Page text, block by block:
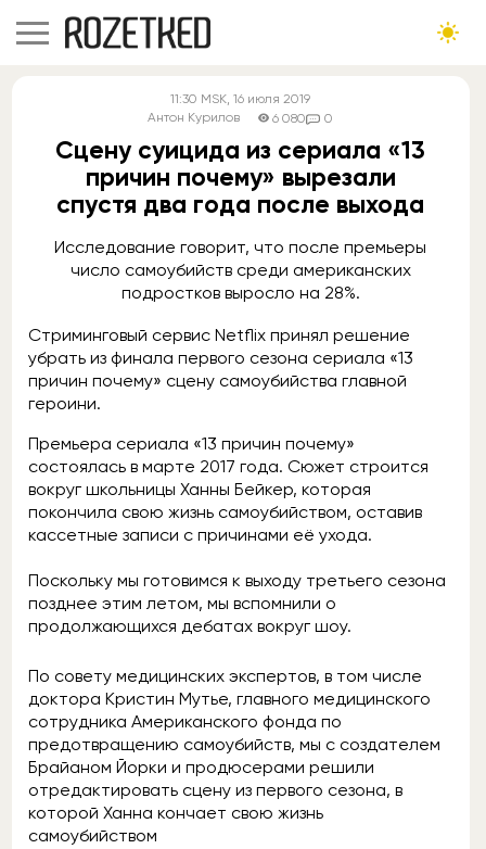
11:30 MSK, 16 июля 2019
Антон Курилов
6 080 0
Cцену суицида из сериала «13
причин почему» вырезали
спустя два года после выхода
Исследование говорит, что после премьеры
число самоубийств среди американских
подростков выросло на 28%.
Стриминговый сервис Netflix принял решение
убрать из финала первого сезона сериала «13
причин почему» сцену самоубийства главной
героини.
Премьера сериала «13 причин почему»
состоялась в марте 2017 года. Сюжет строится
вокруг школьницы Ханны Бейкер, которая
покончила свою жизнь самоубийством, оставив
кассетные записи с причинами её ухода.
Поскольку мы готовимся к выходу третьего сезона
позднее этим летом, мы вспомнили о
продолжающихся дебатах вокруг шоу.
По совету медицинских экспертов, в том числе
доктора Кристин Мутье, главного медицинского
сотрудника Американского фонда по
предотвращению самоубийств, мы с создателем
Брайаном Йорки и продюсерами решили
отредактировать сцену из первого сезона, в
которой Ханна кончает свою жизнь
самоубийством